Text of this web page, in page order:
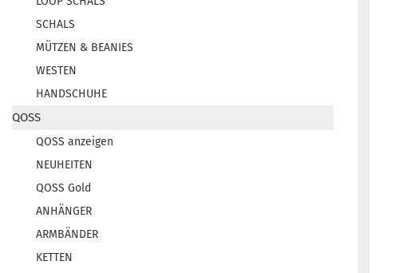
SCHALS
MÜTZEN & BEANIES
WESTEN
HANDSCHUHE
QOSS
QOSS anzeigen
NEUHEITEN
QOSS Gold
ANHÄNGER
ARMBÄNDER
KETTEN